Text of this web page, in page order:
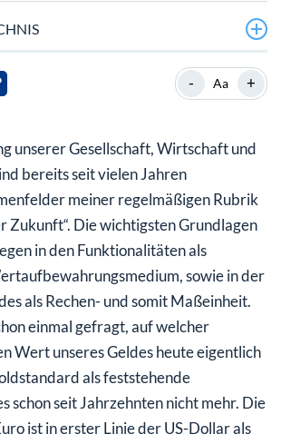
zu jedem Fiberthermometer ist unser
Bausteine
den Herausforderungen –
Sie die großen Risiken unserer Zeit in
- Aa +
unserer Gesellschaft, Wirtschaft und
bereits seit vielen Jahren
meiner regelmäßigen Rubrik
Zukunft“. Die wichtigsten Grundlagen
in den Funktionalitäten als
sowie in der
als Rechen- und somit Maßeinheit.
einmal gefragt, auf welcher
Wert unseres Geldes heute eigentlich
als feststehende
schon seit Jahrzehnten nicht mehr. Die
ist in erster Linie der US-Dollar als